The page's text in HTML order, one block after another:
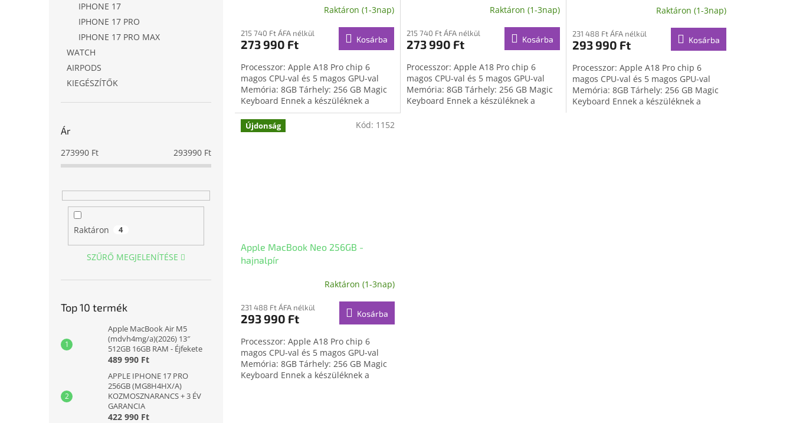
IPHONE 17
IPHONE 17 PRO
IPHONE 17 PRO MAX
WATCH
AIRPODS
KIEGÉSZÍTŐK
Ár
273990 Ft 293990 Ft
Raktáron 4
SZŰRŐ MEGJELENÍTÉSE
Top 10 termék
Apple MacBook Air M5
(mdvh4mg/a)(2026) 13″
512GB 16GB RAM - Éjfekete
489 990 Ft
APPLE IPHONE 17 PRO
256GB (MG8H4HX/A)
KOZMOSZNARANCS + 3 ÉV
GARANCIA
422 990 Ft
Raktáron (1-3nap)
215 740 Ft ÁFA nélkül
273 990 Ft Kosárba
Processzor: Apple A18 Pro chip 6
magos CPU-val és 5 magos GPU-val
Memória: 8GB Tárhely: 256 GB Magic
Keyboard Ennek a készüléknek a
doboza nem tartalmaz...
Raktáron (1-3nap)
215 740 Ft ÁFA nélkül
273 990 Ft Kosárba
Processzor: Apple A18 Pro chip 6
magos CPU-val és 5 magos GPU-val
Memória: 8GB Tárhely: 256 GB Magic
Keyboard Ennek a készüléknek a
Raktáron (1-3nap)
231 488 Ft ÁFA nélkül
293 990 Ft Kosárba
Processzor: Apple A18 Pro chip 6
magos CPU-val és 5 magos GPU-val
Memória: 8GB Tárhely: 256 GB Magic
Keyboard Ennek a készüléknek a
Újdonság
Apple MacBook Neo 256GB -
hajnalpír
Raktáron (1-3nap)
231 488 Ft ÁFA nélkül
293 990 Ft Kosárba
Processzor: Apple A18 Pro chip 6
magos CPU-val és 5 magos GPU-val
Memória: 8GB Tárhely: 256 GB Magic
Keyboard Ennek a készüléknek a
Kód: 1152